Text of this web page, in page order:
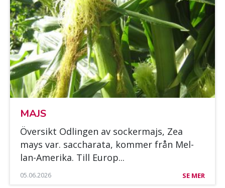
MAJS
Över­sikt Od­lin­gen av soc­ker­majs, Zea
mays var. sacc­ha­ra­ta, kom­mer från Mel­
lan-Ame­ri­ka. Till Eu­rop...
05.06.2026 SE MER